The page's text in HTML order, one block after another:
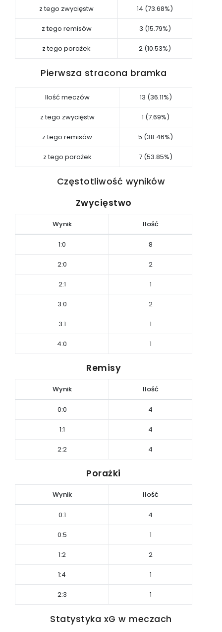
z tego zwycięstw 14 (73.68%)
z tego remisów 3 (15.79%)
z tego porażek 2 (10.53%)
Pierwsza stracona bramka
Ilość meczów 13 (36.11%)
z tego zwycięstw 1 (7.69%)
z tego remisów 5 (38.46%)
z tego porażek 7 (53.85%)
Częstotliwość wyników
Zwycięstwo
Wynik Ilość
1:0 8
2:0 2
2:1 1
3:0 2
3:1 1
4:0 1
Remisy
Wynik Ilość
0:0 4
1:1 4
2:2 4
Porażki
Wynik Ilość
0:1 4
0:5 1
1:2 2
1:4 1
2:3 1
Statystyka xG w meczach